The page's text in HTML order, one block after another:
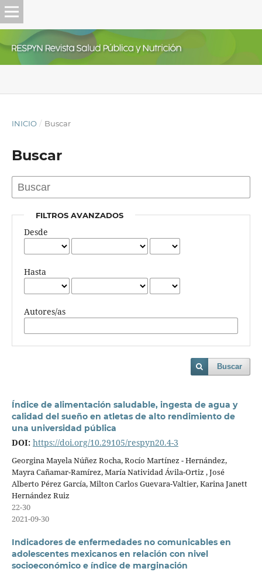
INICIO / Buscar
Buscar
FILTROS AVANZADOS
Desde
Hasta
Autores/as
Buscar
Índice de alimentación saludable, ingesta de agua y
calidad del sueño en atletas de alto rendimiento de
una universidad pública
DOI: https://doi.org/10.29105/respyn20.4-3
Georgina Mayela Núñez Rocha, Rocío Martínez - Hernández,
Mayra Cañamar-Ramírez, María Natividad Ávila-Ortiz , José
Alberto Pérez García, Milton Carlos Guevara-Valtier, Karina Janett
Hernández Ruiz
22-30
2021-09-30
Indicadores de enfermedades no comunicables en
adolescentes mexicanos en relación con nivel
socioeconómico e índice de marginación